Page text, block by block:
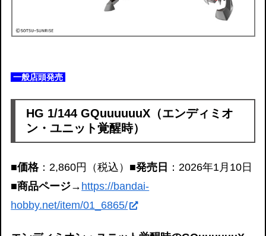
一般店頭発売
HG 1/144 GQuuuuuuX（エンディミオ
ン・ユニット覚醒時）
■価格：2,860円（税込） ■発売日 ：2026年1月10日
■商品ページ→ https://bandai-
hobby.net/item/01_6865/